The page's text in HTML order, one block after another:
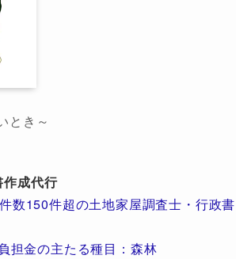
とき～
作成代行
数150件超の土地家屋調査士・行政書
金の主たる種目：森林